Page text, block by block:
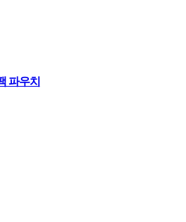
파우치